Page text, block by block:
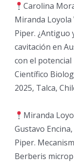
Carolina
Miranda Loyola
Piper. ¿Antiguo
cavitación en
con el
Científico
2025, Talca,
Miranda
Gustavo
Piper.
Berberis